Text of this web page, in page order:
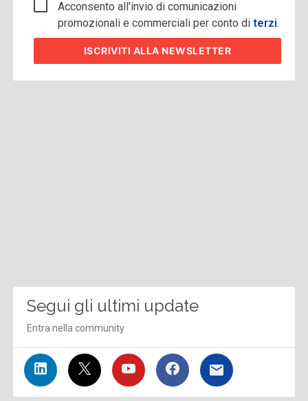
Acconsento all'invio di comunicazioni
promozionali e commerciali per conto diterzi.
ISCRIVITI ALLA NEWSLETTER
Segui gli ultimi update
Entra nella community